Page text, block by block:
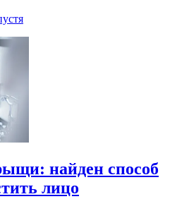
найден способ
лицо